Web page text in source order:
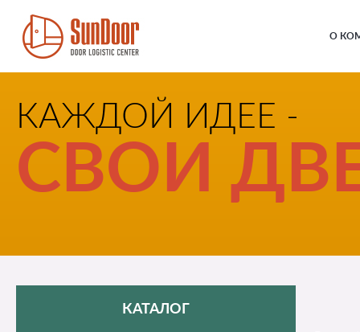
О
КАЖДОЙ ИДЕЕ -
СВОИ
КАТАЛОГ